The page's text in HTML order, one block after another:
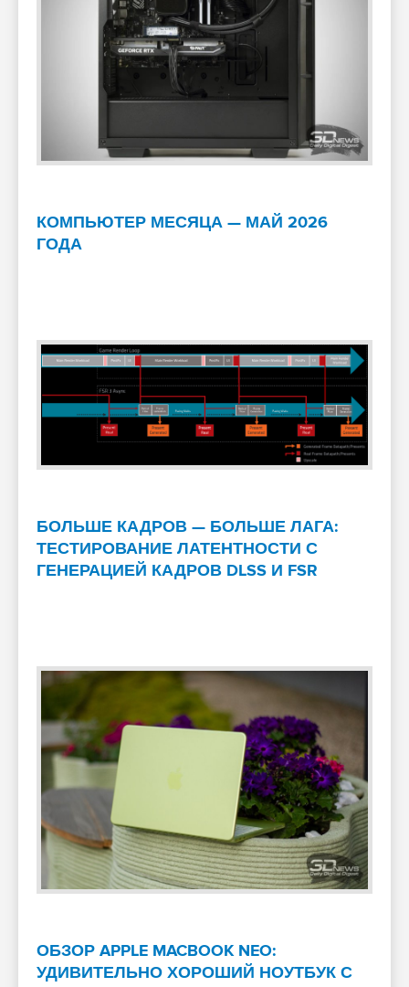
КОМПЬЮТЕР МЕСЯЦА — МАЙ 2026
ГОДА
БОЛЬШЕ КАДРОВ — БОЛЬШЕ ЛАГА:
ТЕСТИРОВАНИЕ ЛАТЕНТНОСТИ С
ГЕНЕРАЦИЕЙ КАДРОВ DLSS И FSR
ОБЗОР APPLE MACBOOK NEO:
УДИВИТЕЛЬНО ХОРОШИЙ НОУТБУК С